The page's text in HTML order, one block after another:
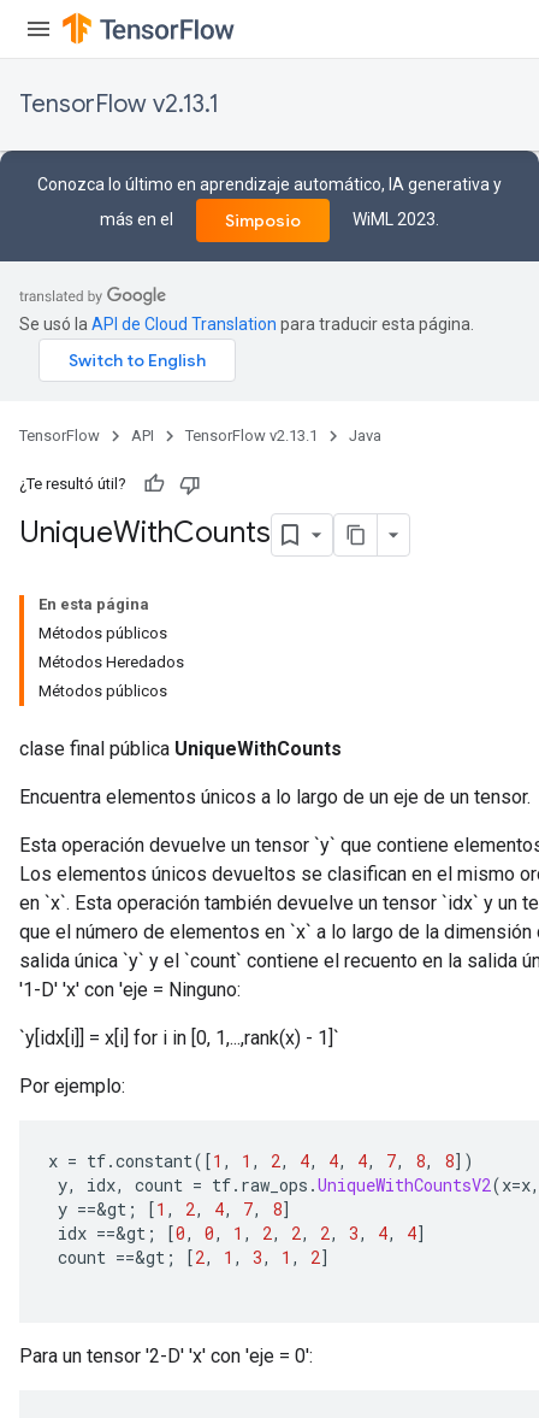
TensorFlow v2.13.1
Conozca lo último en aprendizaje automático, IA generativa y
más en el
Simposio WiML 2023.
Se usó la API de Cloud Translation para traducir esta página.
TensorFlow API TensorFlow v2.13.1 Java
¿Te resultó útil?
UniqueWithCounts
En esta página
Métodos públicos
Métodos Heredados
Métodos públicos
clase final pública UniqueWithCounts
Encuentra elementos únicos a lo largo de un eje de un tensor.
Esta operación devuelve un tensor `y` que contiene
Los elementos únicos devueltos se clasifican en el mismo
en `x`. Esta operación también devuelve un tensor `idx` y un
que el número de elementos en `x` a lo largo de la
salida única `y` y el `count` contiene el recuento en la salida
'1-D' 'x' con 'eje = Ninguno:
`y[idx[i]] = x[i] for i in [0, 1,...,rank(x) - 1]`
Por ejemplo:
x = tf.constant([1 , 1 , 2, 4, 4, 4, 7, 8, 8])
y, idx, count = tf. raw_ops .UniqueWithCountsV2(x=x,
y ==&gt ; [1 , 2, 4, 7, 8]
idx ==&gt ; [0, 0, 1 , 2, 2, 2, 3, 4, 4]
count ==&gt ; [2, 1 , 3, 1 , 2]
Para un tensor '2-D' 'x' con 'eje = 0':